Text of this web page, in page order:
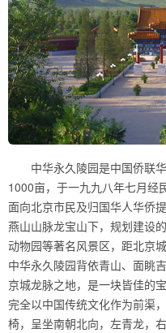
中华永久陵园是中国侨联
1000亩，于一九九八年七月经
面向北京市民及归国华人华侨
燕山山脉龙宝山下，规划建设
动物园等著名风景区，距北京
中华永久陵园背依青山、面眺
京城龙脉之地，是一块皆佳的
完全以中国传统文化作为前渠
椅，呈坐南朝北向，左青龙，